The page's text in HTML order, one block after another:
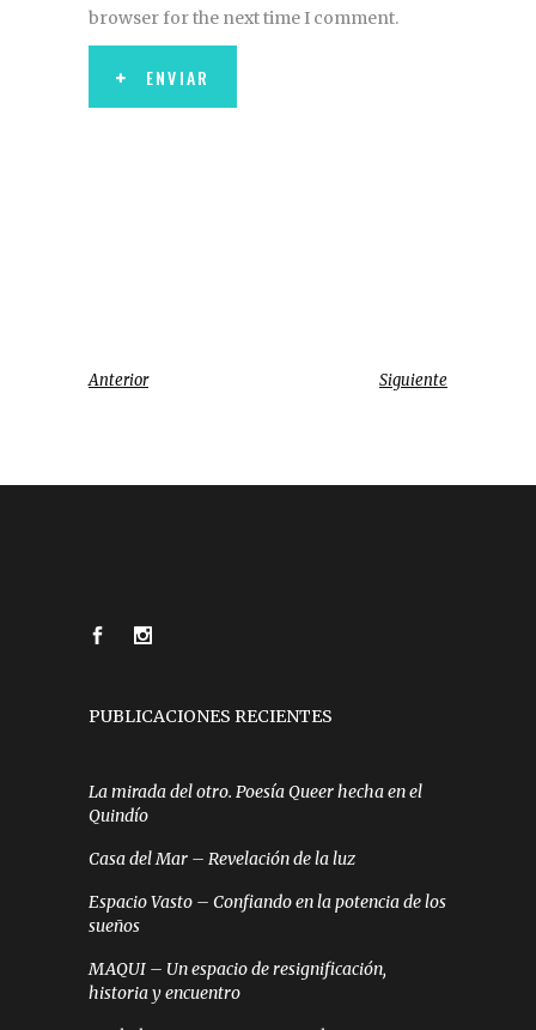
browser for the next time I comment.
ENVIAR
Anterior Siguiente
PUBLICACIONES RECIENTES
La mirada del otro. Poesía Queer hecha en el
Quindío
Casa del Mar – Revelación de la luz
Espacio Vasto – Confiando en la potencia de los
sueños
MAQUI – Un espacio de resignificación,
historia y encuentro